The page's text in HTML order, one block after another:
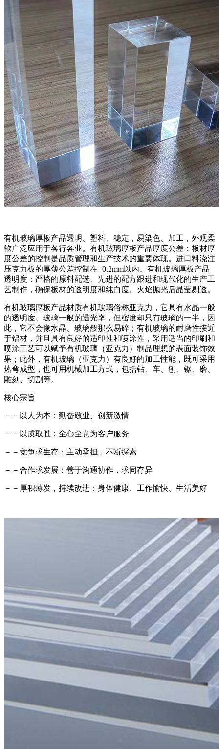
有机玻璃厚板产品透明、塑料、稳定，易染色、加工，外观柔
软广泛应用于各行各业。有机玻璃厚板产品厚度公差：板材厚
度公差的控制是品质管理和生产技术的重要体现。进口料浇注
压克力板的厚薄公差控制在+0.2mm以内。有机玻璃厚板产品
透明度：严格的原料配选、先进的配方跟进和现代化的生产工
艺制作，确保板材的透明度和纯白度。火焰抛光后晶莹剔透。
有机玻璃厚板产品材质有机玻璃俗称亚克力，它具有水晶一般
的透明度、玻璃一般的透光率，但密度却只有玻璃的一半，因
此，它不会像水晶、玻璃般那么易碎；有机玻璃的耐磨性接近
于铝材，并且具有良好的适印性和喷涂性，采用适当的印刷和
喷涂工艺可以赋予有机玻璃（亚克力）制品理想的表面装饰效
果；此外，有机玻璃（亚克力）有良好的加工性能，既可采用
热弯成型，也可用机械加工方式，包括钻、车、刨、锯、磨、
雕刻、切割等。
核心宗旨
－－以人为本：勤奋敬业、创新激情
－－以质取胜：全心全意为客户服务
－－竞争求生存：主动承担，不断探索
－－合作求发展：善于沟通协作，求同存异
－－厚积薄发，持续改进：身体健康、工作愉快、生活美好